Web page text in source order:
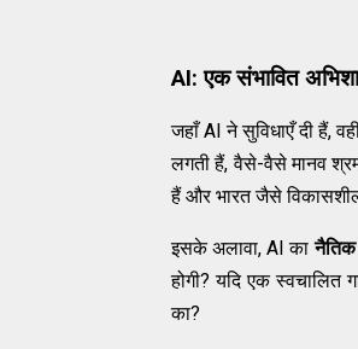
AI: एक संभावित
जहाँ AI ने सुविधाएँ दी हैं,
लगती हैं, वैसे-वैसे मानव
हैं और भारत जैसे
इसके अलावा, AI कानैतिक
होगी? यदि एक स्वचालित
का?